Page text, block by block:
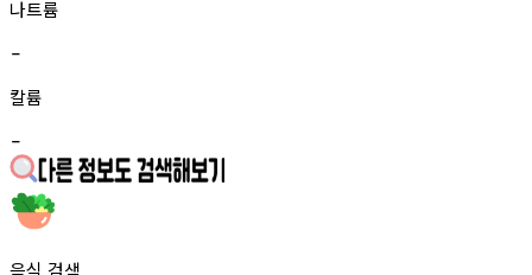
나트륨
-
칼륨
-
음식 검색